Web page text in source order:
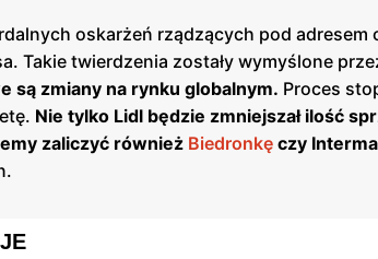
oskarżeń rządzących pod adresem
Takie twierdzenia zostały wymyślone
są zmiany na rynku globalnym. Proces
Nie tylko Lidl będzie zmniejszał ilość
zaliczyć również Biedronkę czy